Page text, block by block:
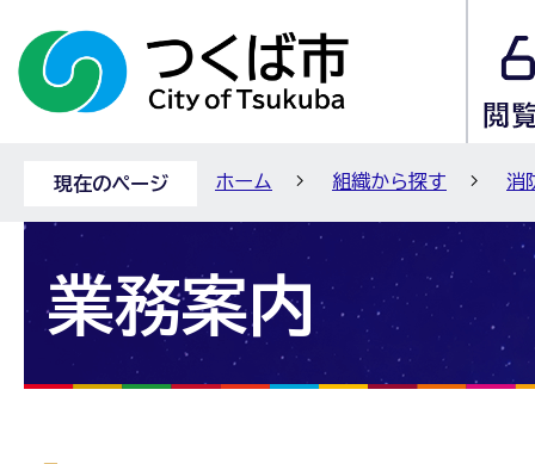
現在のページ ホーム 組織から探す 消
業務案内